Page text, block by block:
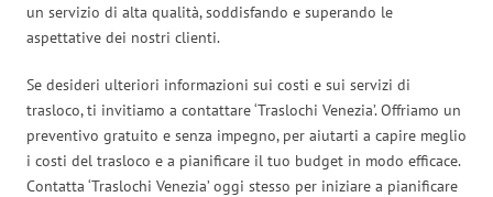
un servizio di alta qualità, soddisfando e superando le
aspettative dei nostri clienti.
Se desideri ulteriori informazioni sui costi e sui servizi di
trasloco, ti invitiamo a contattare ‘Traslochi Venezia’. Offriamo un
preventivo gratuito e senza impegno, per aiutarti a capire meglio
i costi del trasloco e a pianificare il tuo budget in modo efficace.
Contatta ‘Traslochi Venezia’ oggi stesso per iniziare a pianificare